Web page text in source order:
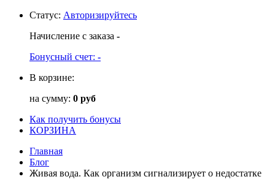
Статус: Авторизируйтесь
Начисление с заказа -
Бонусный счет: -
В корзине:
на сумму: 0 руб
Как получить бонусы
КОРЗИНА
Главная
Блог
Живая вода. Как организм сигнализирует о недостатке